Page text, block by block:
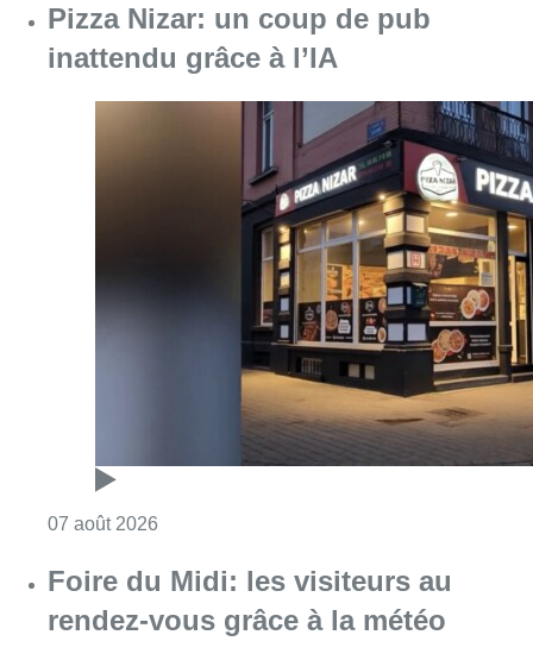
Pizza Nizar: un coup de pub
inattendu grâce à l’IA
07 août 2026
Foire du Midi: les visiteurs au
rendez-vous grâce à la météo